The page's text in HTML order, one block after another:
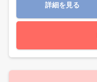
詳細を見る